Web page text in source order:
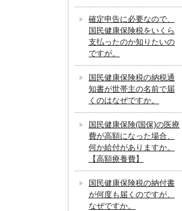
確定申告に必要なので、
国民健康保険税をいくら
支払ったのか知りたいの
ですが。
国民健康保険税の納税通
知書が世帯主の名前で届
くのはなぜですか。
国民健康保険(国保)の医療
費が高額になった場合、
何か給付がありますか。
【高額療養費】
国民健康保険税の納付書
が何度も届くのですが、
なぜですか。